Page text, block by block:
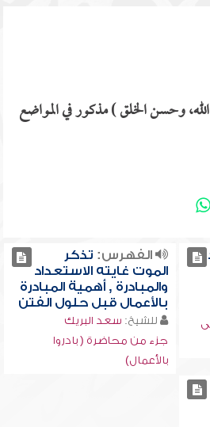
وحسن الخلق ) مذكور في المواضع
الفهرس: تذكر
الموت غايته الاستعداد
والمبادرة , أهمية المبادرة
بالأعمال قبل حلول الفتن
للشيخ: سعد البريك
جزء من محاضرة ( بادروا
بالأعمال)